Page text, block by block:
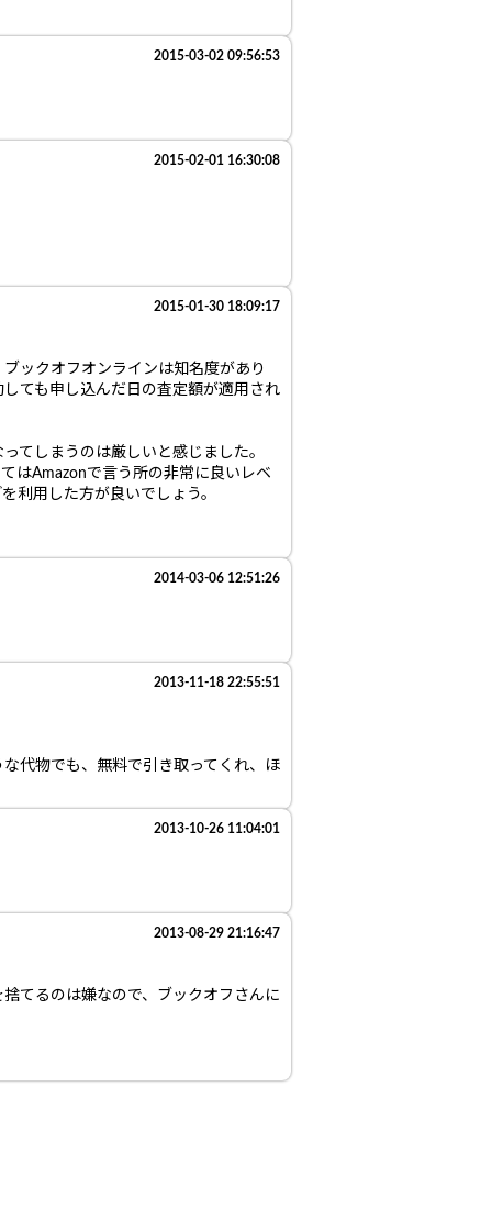
2015-03-02 09:56:53
2015-02-01 16:30:08
2015-01-30 18:09:17
ックオフオンラインは知名度があり
ても申し込んだ日の査定額が適用され
てしまうのは厳しいと感じました。
はAmazonで言う所の非常に良いレベ
利用した方が良いでしょう。
2014-03-06 12:51:26
2013-11-18 22:55:51
代物でも、無料で引き取ってくれ、ほ
2013-10-26 11:04:01
2013-08-29 21:16:47
てるのは嫌なので、ブックオフさんに